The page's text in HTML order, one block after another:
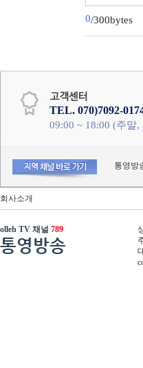
0/300bytes
TEL. 070)7092-
09:00 ~ 18:00 (주말
통영방
회사소개
olleh TV 채널 789
통영방송